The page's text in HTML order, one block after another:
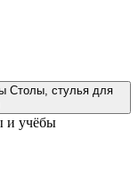
Столы, стулья для